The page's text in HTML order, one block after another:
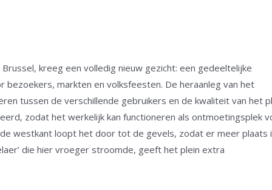
kreeg een volledig nieuw gezicht: een gedeeltelijke
markten en volksfeesten. De heraanleg van het
tussen de verschillende gebruikers en de kwaliteit van het
zodat het werkelijk kan functioneren als ontmoetingsplek
westkant loopt het door tot de gevels, zodat er meer plaats
die hier vroeger stroomde, geeft het plein extra